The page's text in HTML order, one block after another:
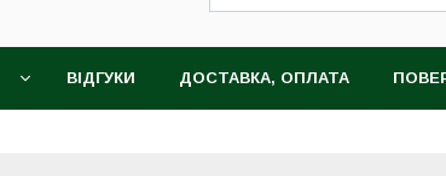
ВІДГУКИ ДОСТАВКА, ОПЛАТА